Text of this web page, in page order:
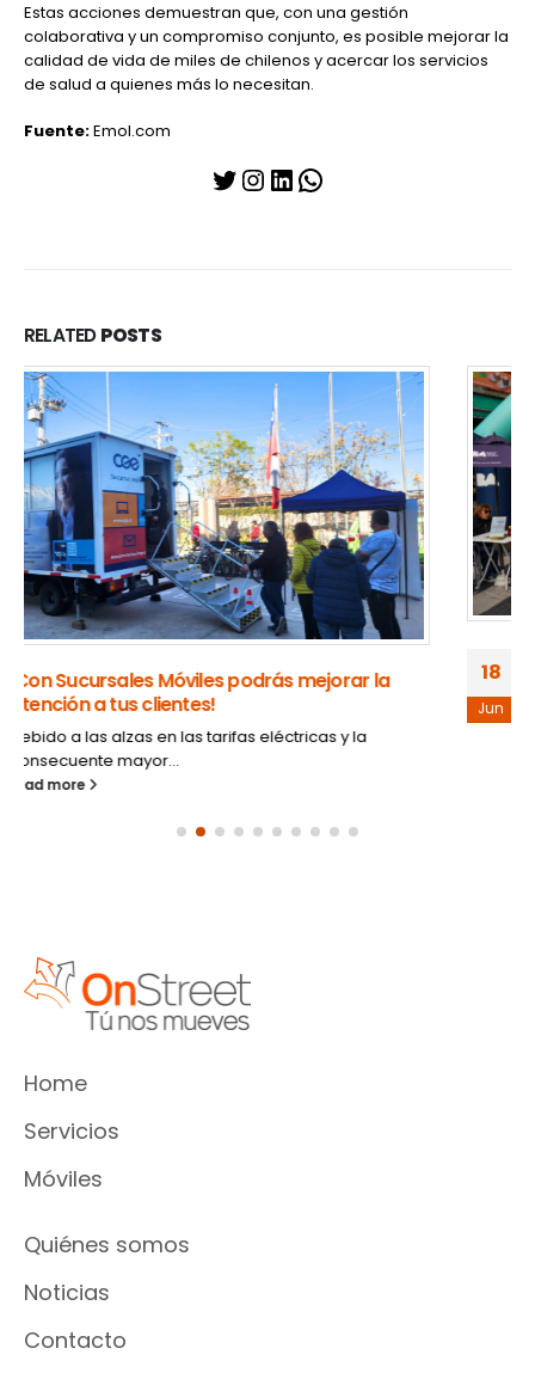
Estas acciones demuestran que, con una gestión
colaborativa y un compromiso conjunto, es posible mejorar la
calidad de vida de miles de chilenos y acercar los servicios
de salud a quienes más lo necesitan.
Fuente:Emol.com
Twitter
Instagram
LinkedIn
WhatsApp
RELATEDPOSTS
18
Jun
y servicios gratuitos a vecinos de Flores y
Parque Chacabuco
En el marco del programa “Más servicios en tu
barrio”, la Ciudad...
read more
Home
Servicios
Móviles
Quiénes somos
Noticias
Contacto